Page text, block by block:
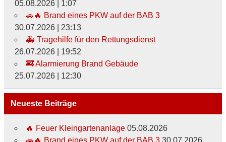
05.08.2026| 1:07
🚗🔥 Brand eines PKW auf der BAB 3
30.07.2026| 23:13
🚑 Tragehilfe für den Rettungsdienst
26.07.2026| 19:52
🚒 Alarmierung Brand Gebäude
25.07.2026| 12:30
Neueste Beiträge
🔥 Feuer Kleingartenanlage 05.08.2026
🚗🔥 Brand eines PKW auf der BAB 3 30.07.2026